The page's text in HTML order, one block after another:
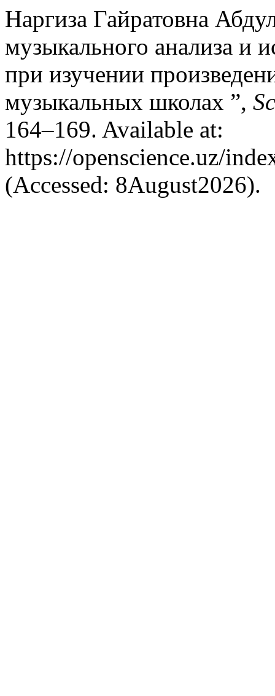
Наргиза Гайратовна
музыкального анализа и
при изучении
музыкальных школах ”,
164–169. Available at:
https://openscience.uz/
(Accessed: 8August2026).